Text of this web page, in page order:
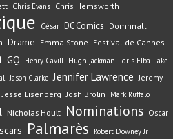
Chris Evans Chris Hemsworth
César DC Comics Domhnall
Drame Emma Stone Festival de Cannes
GQ Henry Cavill Hugh jackman Idris Elba Jake
Jason Clarke Jennifer Lawrence Jeremy
Jesse Eisenberg Josh Brolin Mark Ruffalo
Nicholas Hoult Nominations Oscar
Palmarès Robert Downey Jr